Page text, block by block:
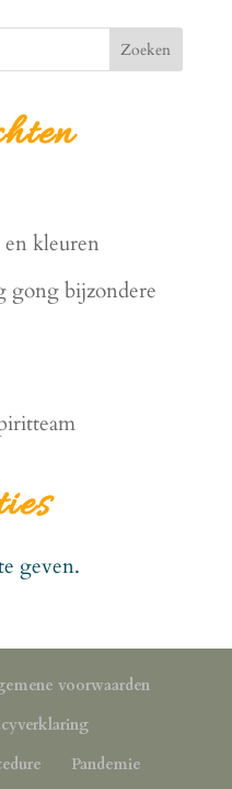
Zoeken
en kleuren
gong bijzondere
geven.
voorwaarden
Pandemie